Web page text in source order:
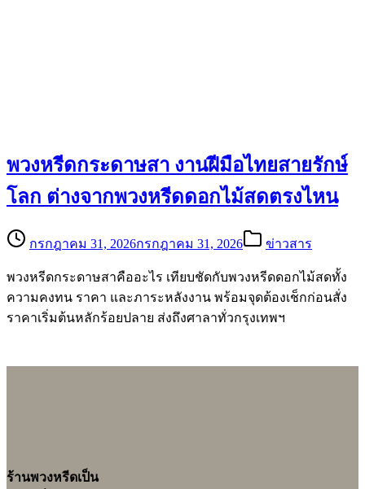
พวงหรีดกระดาษสา งานฝีมือไทยสายรักษ์
โลก ต่างจากพวงหรีดดอกไม้สดตรงไหน
กรกฎาคม 31, 2026กรกฎาคม 31, 2026 ข่าวสาร
พวงหรีดกระดาษสาคืออะไร เทียบชัดกับพวงหรีดดอกไม้สดทั้ง
ความคงทน ราคา และภาระหลังงาน พร้อมจุดต้องเช็กก่อนสั่ง
ราคาเริ่มต้นหลักร้อยปลาย ส่งถึงศาลาทั่วกรุงเทพฯ
ร้านพวงหรีดเป็น